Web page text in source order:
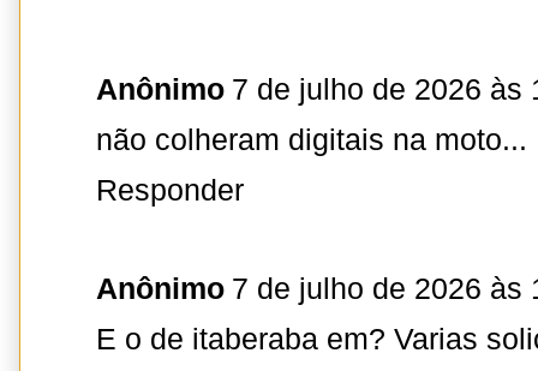
Anônimo 7 de julho de 2026 às
não colheram digitais na moto...
Responder
Anônimo 7 de julho de 2026 às
E o de itaberaba em? Varias